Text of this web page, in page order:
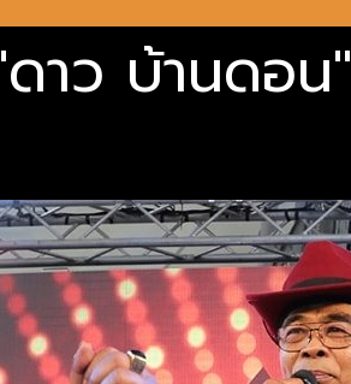
าว บ้านดอน"